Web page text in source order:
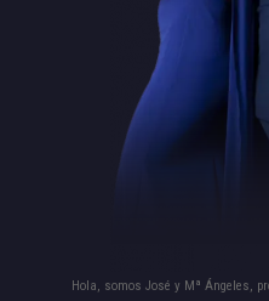
Hola, somos José y Mª Ángeles,